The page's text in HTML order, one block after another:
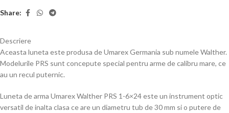
Share:
Descriere
Aceasta luneta este produsa de Umarex Germania sub numele Walther.
Modelurile PRS sunt concepute special pentru arme de calibru mare, ce
au un recul puternic.
Luneta de arma Umarex Walther PRS 1-6×24 este un instrument optic
versatil de inalta clasa ce are un diametru tub de 30 mm si o putere de